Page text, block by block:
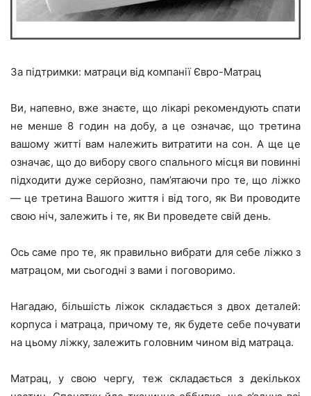
За підтримки: матраци від компанії Євро-Матрац
Ви, напевно, вже знаєте, що лікарі рекомендують спати
не менше 8 годин на добу, а це означає, що третина
вашому житті вам належить витратити на сон. А ще це
означає, що до вибору свого спального місця ви повинні
підходити дуже серйозно, пам’ятаючи про те, що ліжко
— це третина Вашого життя і від того, як Ви проводите
свою ніч, залежить і те, як Ви проведете свій день.
Ось саме про те, як правильно вибрати для себе ліжко з
матрацом, ми сьогодні з вами і поговоримо.
Нагадаю, більшість ліжок складається з двох деталей:
корпуса і матраца, причому те, як будете себе почувати
на цьому ліжку, залежить головним чином від матраца.
Матрац, у свою чергу, теж складається з декількох